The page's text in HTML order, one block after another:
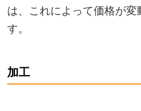
は、これによって価格が
す。
加工